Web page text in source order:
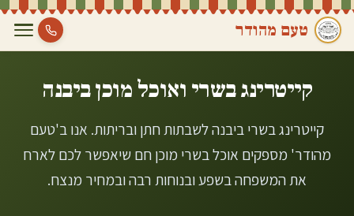
טעם מהודר
קייטרינג בשרי ואוכל מוכן ביבנה
קייטרינג בשרי ביבנה לשבתות חתן ובריתות. אנו ב'טעם
מהודר' מספקים אוכל בשרי מוכן חם שיאפשר לכם לארח
את המשפחה בשפע ובנוחות רבה ובמחיר מנצח.